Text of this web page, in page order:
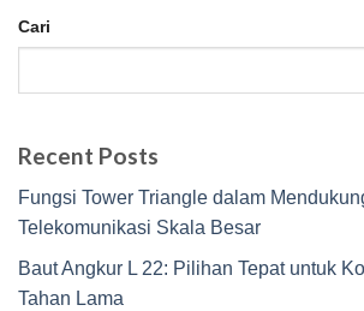
Cari
Recent Posts
Fungsi Tower Triangle dalam
Telekomunikasi Skala Besar
Baut Angkur L 22: Pilihan Tepat untuk
Tahan Lama